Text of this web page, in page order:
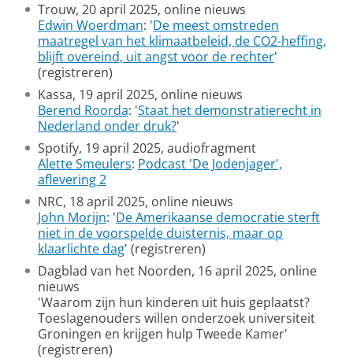
Trouw, 20 april 2025, online nieuws
Edwin Woerdman: 'De meest omstreden
maatregel van het klimaatbeleid, de CO2-heffing,
blijft overeind, uit angst voor de rechter'
(registreren)
Kassa, 19 april 2025, online nieuws
Berend Roorda: 'Staat het demonstratierecht in
Nederland onder druk?'
Spotify, 19 april 2025, audiofragment
Alette Smeulers: Podcast 'De Jodenjager',
aflevering 2
NRC, 18 april 2025, online nieuws
John Morijn: 'De Amerikaanse democratie sterft
niet in de voorspelde duisternis, maar op
klaarlichte dag' (registreren)
Dagblad van het Noorden, 16 april 2025, online
nieuws
'Waarom zijn hun kinderen uit huis geplaatst?
Toeslagenouders willen onderzoek universiteit
Groningen en krijgen hulp Tweede Kamer'
(registreren)